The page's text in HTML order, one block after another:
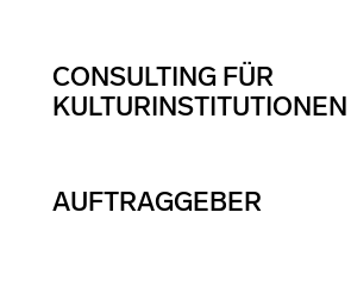
CONSULTING FÜR
KULTURINSTITUTIONEN
AUFTRAGGEBER